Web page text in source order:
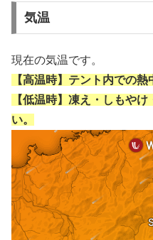
気温
現在の気温です。
【高温時】テント内での
【低温時】凍え・しもや
い。